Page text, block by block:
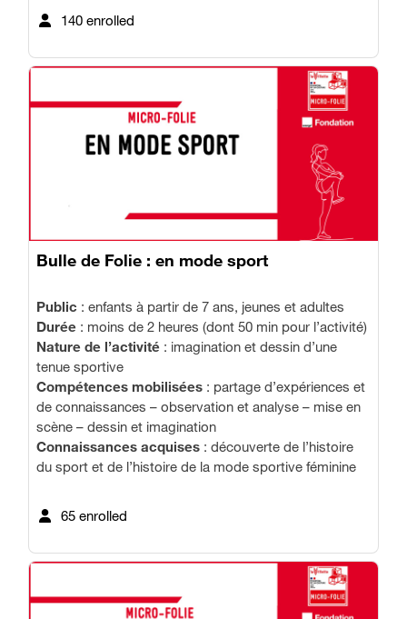
140 enrolled
Bulle de Folie : en mode sport
Public : enfants à partir de 7 ans, jeunes et adultes
Durée : moins de 2 heures (dont 50 min pour l’activité)
Nature de l’activité : imagination et dessin d’une
tenue sportive
Compétences mobilisées : partage d’expériences et
de connaissances – observation et analyse – mise en
scène – dessin et imagination
Connaissances acquises : découverte de l’histoire
du sport et de l’histoire de la mode sportive féminine
65 enrolled